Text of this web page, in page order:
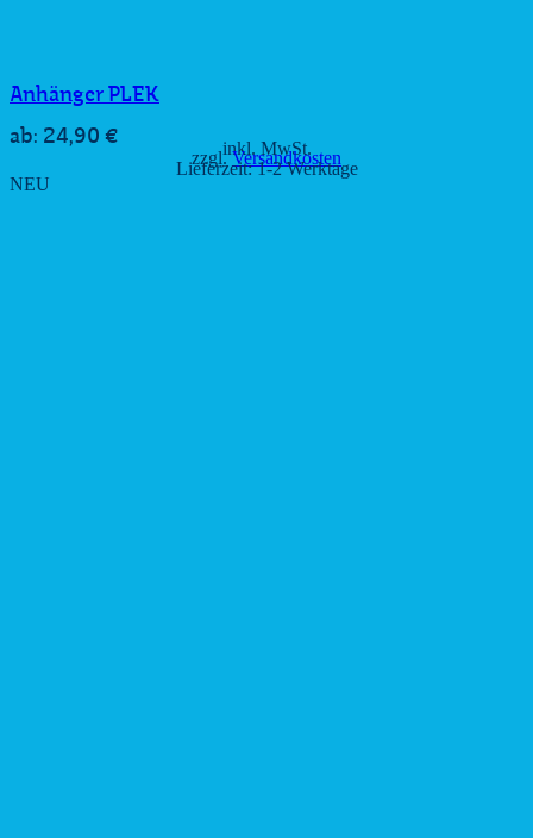
Anhänger PLEK
ab: 24,90 € inkl. MwSt.
zzgl.Versandkosten
Lieferzeit:1-2 Werktage
NEU